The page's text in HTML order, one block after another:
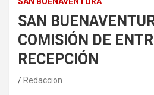
SAN
COMISIÓN DE
RECEPCIÓN
Redaccion